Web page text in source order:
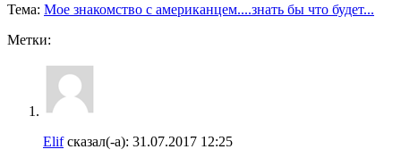
Тема: Мое знакомство с американцем....знать бы что будет...
Метки:
Elifсказал(-а): 31.07.2017 12:25